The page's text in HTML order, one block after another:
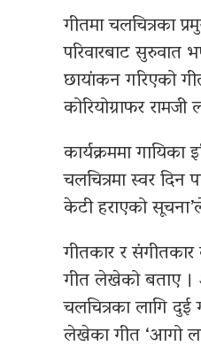
गीतमा चलचित्रका
परिवारबाट सुरुवात
छायांकन गरिएको
कोरियोग्राफर
कार्यक्रममा गायिका
चलचित्रमा स्वर दिन
केटी हराएको
गीतकार र
गीत लेखेको बताए ।
चलचित्रका लागि
लेखेका गीत ‘आगो